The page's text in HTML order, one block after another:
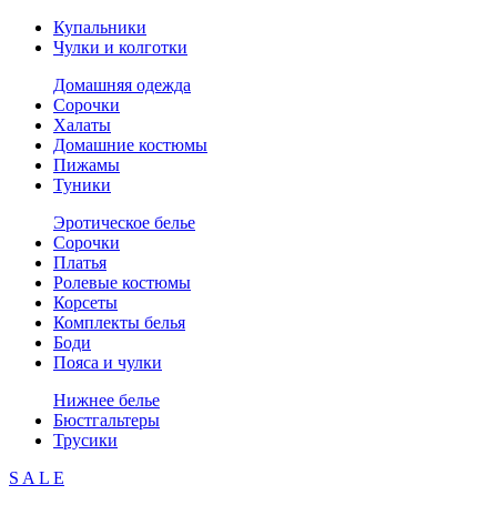
Купальники
Чулки и колготки
Домашняя одежда
Сорочки
Халаты
Домашние костюмы
Пижамы
Туники
Эротическое белье
Сорочки
Платья
Ролевые костюмы
Корсеты
Комплекты белья
Боди
Пояса и чулки
Нижнее белье
Бюстгальтеры
Трусики
S A L E